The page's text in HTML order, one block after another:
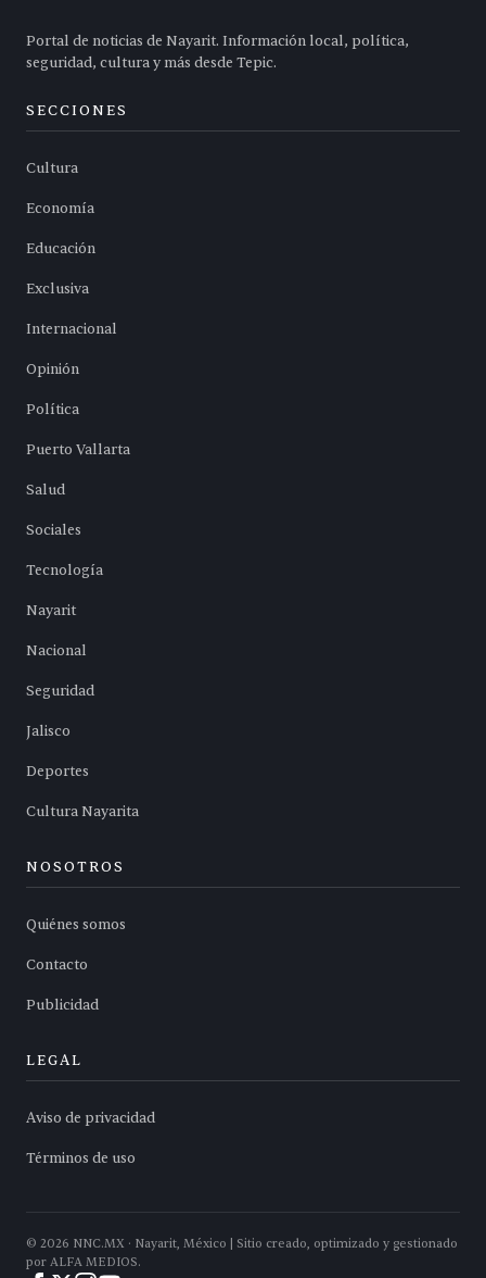
Portal de noticias de Nayarit. Información local, política,
seguridad, cultura y más desde Tepic.
SECCIONES
Cultura
Economía
Educación
Exclusiva
Internacional
Opinión
Política
Puerto Vallarta
Salud
Sociales
Tecnología
Nayarit
Nacional
Seguridad
Jalisco
Deportes
Cultura Nayarita
NOSOTROS
Quiénes somos
Contacto
Publicidad
LEGAL
Aviso de privacidad
Términos de uso
© 2026 NNC.MX · Nayarit, México | Sitio creado, optimizado y gestionado
por ALFA MEDIOS.